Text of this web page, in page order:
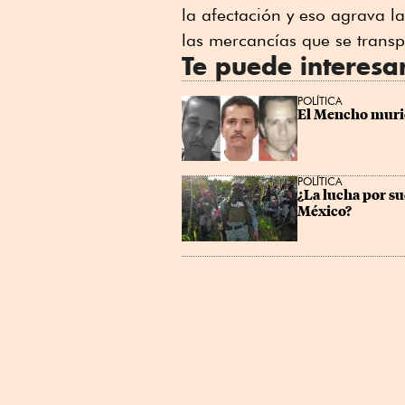
la afectación y eso agrava
las mercancías que se
Te puede
POLÍTICA
El Mencho
POLÍTICA
¿La lucha por
México?